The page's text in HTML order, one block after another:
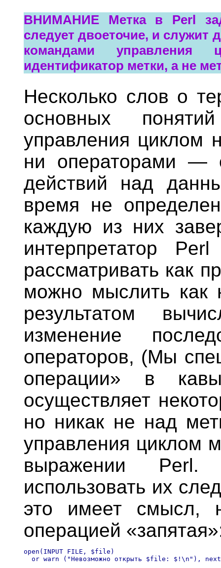
ВНИМАНИЕ Метка в Perl
следует двоеточие, и служит
командами управления
идентификатор метки, а не
Несколько слов о
основных
управления циклом
ни операторами —
действий над
время не
каждую из них
интерпретатор
рассматривать как
можно мыслить как
результатом
изменение
операторов, (Мы
операции» в
осуществляет
но никак не над
управления циклом
выражении
использовать их
это имеет смысл,
операцией
open(INPUT FILE, $file)